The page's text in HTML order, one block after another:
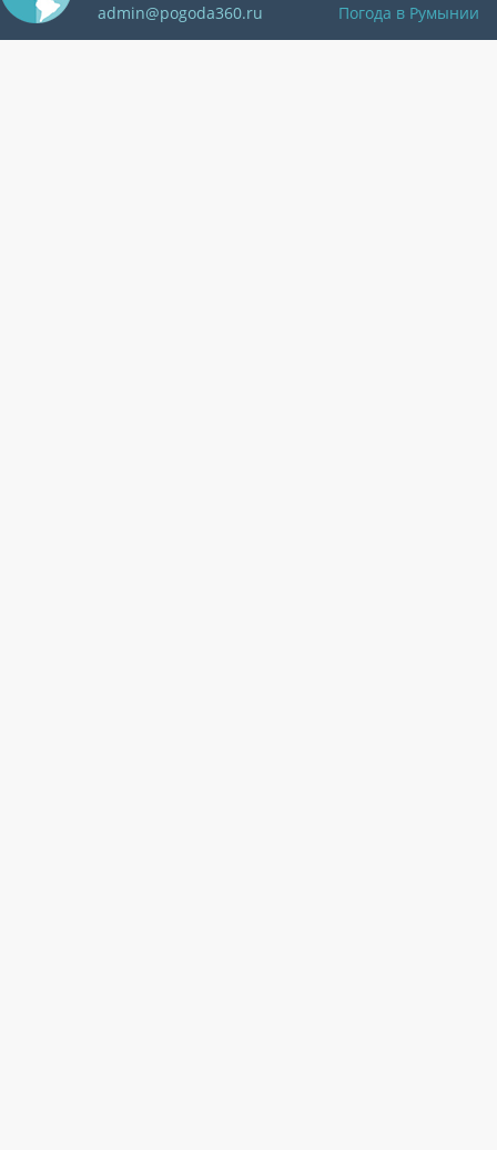
admin@pogoda360.ru
Погода в Румынии